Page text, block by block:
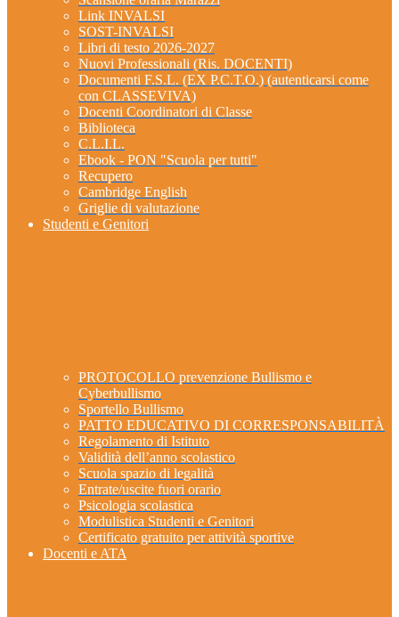
Link INVALSI
SOST-INVALSI
Libri di testo 2026-2027
Nuovi Professionali (Ris. DOCENTI)
Documenti F.S.L. (EX P.C.T.O.) (autenticarsi come
con CLASSEVIVA)
Docenti Coordinatori di Classe
Biblioteca
C.L.I.L.
Ebook - PON "Scuola per tutti"
Recupero
Cambridge English
Griglie di valutazione
Studenti e Genitori
PROTOCOLLO prevenzione Bullismo e
Cyberbullismo
Sportello Bullismo
PATTO EDUCATIVO DI CORRESPONSABILITÀ
Regolamento di Istituto
Validità dell’anno scolastico
Scuola spazio di legalità
Entrate/uscite fuori orario
Psicologia scolastica
Modulistica Studenti e Genitori
Certificato gratuito per attività sportive
Docenti e ATA